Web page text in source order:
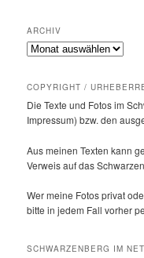
ARCHIV
Archiv
COPYRIGHT /
Die Texte und Fotos im
Impressum) bzw. den
Aus meinen Texten kann
Verweis auf das
Wer meine Fotos privat
bitte in jedem Fall vorher
SCHWARZENBERG IM